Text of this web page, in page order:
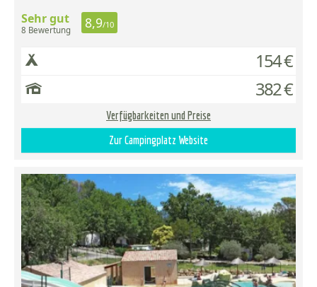
Sehr gut
8 Bewertung 8,9/10
154 €
382 €
Verfügbarkeiten und Preise
Zur Campingplatz Website